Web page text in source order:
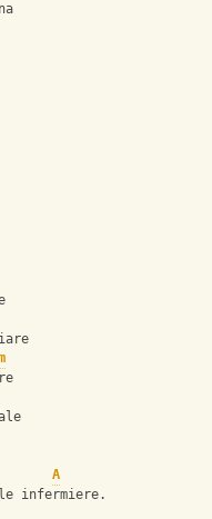
A
infermiere.